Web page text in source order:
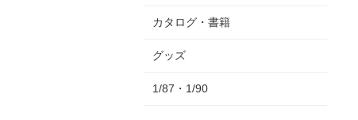
カタログ・書籍
グッズ
1/87・1/90